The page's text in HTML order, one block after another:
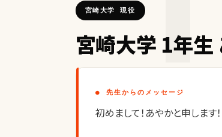
宮崎大学 現役
宮崎大学 1年生
● 先生からのメッセージ
初めまして！あやかと申します！